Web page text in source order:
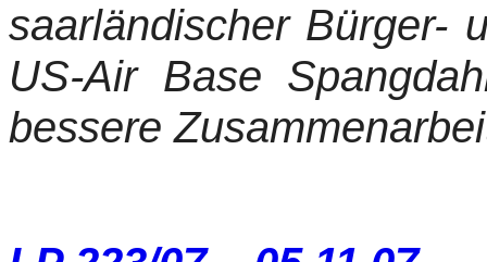
saarländischer Bürger-
US-Air Base
bessere